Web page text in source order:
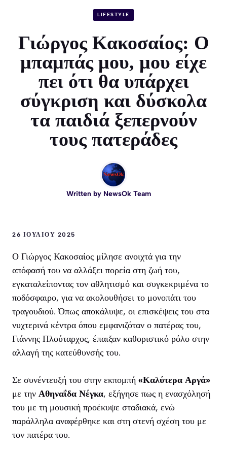
LIFESTYLE
Γιώργος Κακοσαίος: Ο
μπαμπάς μου, μου είχε
πει ότι θα υπάρχει
σύγκριση και δύσκολα
τα παιδιά ξεπερνούν
τους πατεράδες
Written by NewsOk Team
26 ΙΟΥΛΊΟΥ 2025
Ο Γιώργος Κακοσαίος μίλησε ανοιχτά για την
απόφασή του να αλλάξει πορεία στη ζωή του,
εγκαταλείποντας τον αθλητισμό και συγκεκριμένα το
ποδόσφαιρο, για να ακολουθήσει το μονοπάτι του
τραγουδιού. Όπως αποκάλυψε, οι επισκέψεις του στα
νυχτερινά κέντρα όπου εμφανιζόταν ο πατέρας του,
Γιάννης Πλούταρχος, έπαιξαν καθοριστικό ρόλο στην
αλλαγή της κατεύθυνσής του.
Σε συνέντευξή του στην εκπομπή «Καλύτερα Αργά»
με την Αθηναΐδα Νέγκα, εξήγησε πως η ενασχόλησή
του με τη μουσική προέκυψε σταδιακά, ενώ
παράλληλα αναφέρθηκε και στη στενή σχέση του με
τον πατέρα του.